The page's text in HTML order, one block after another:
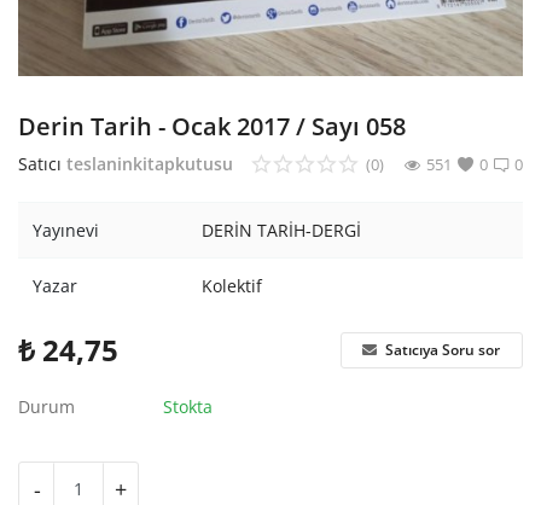
Din Tasavvuf
Mitoloji Efsane
Diğer
Derin Tarih - Ocak 2017 / Sayı 058
Satıcı teslaninkitapkutusu 0
(0) 0
551
Yayınevi DERİN TARİH-DERGİ
Yazar Kolektif
₺ 24,75 Satıcıya Soru sor
Durum Stokta
- +